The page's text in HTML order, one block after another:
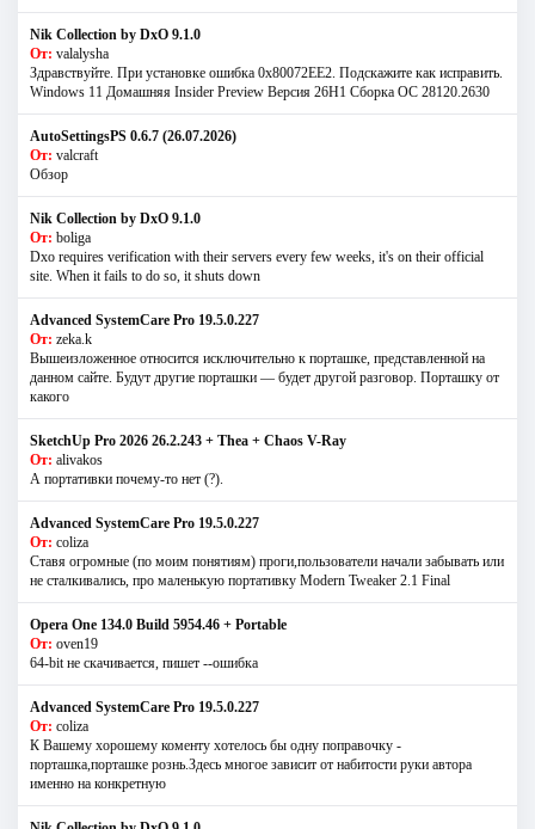
Nik Collection by DxO 9.1.0
От: valalysha
Здравствуйте. При установке ошибка 0х80072EE2. Подскажите как исправить.
Windows 11 Домашняя Insider Preview Версия 26H1 Сборка ОС 28120.2630
AutoSettingsPS 0.6.7 (26.07.2026)
От: valcraft
Обзор
Nik Collection by DxO 9.1.0
От: boliga
Dxo requires verification with their servers every few weeks, it's on their official
site. When it fails to do so, it shuts down
Advanced SystemCare Pro 19.5.0.227
От: zeka.k
Вышеизложенное относится исключительно к порташке, представленной на
данном сайте. Будут другие порташки — будет другой разговор. Порташку от
какого
SketchUp Pro 2026 26.2.243 + Thea + Chaos V-Ray
От: alivakos
А портативки почему-то нет (?).
Advanced SystemCare Pro 19.5.0.227
От: coliza
Ставя огромные (по моим понятиям) проги,пользователи начали забывать или
не сталкивались, про маленькую портативку Modern Tweaker 2.1 Final
Opera One 134.0 Build 5954.46 + Portable
От: oven19
64-bit не скачивается, пишет --ошибка
Advanced SystemCare Pro 19.5.0.227
От: coliza
К Вашему хорошему коменту хотелось бы одну поправочку -
порташка,порташке рознь.Здесь многое зависит от набитости руки автора
именно на конкретную